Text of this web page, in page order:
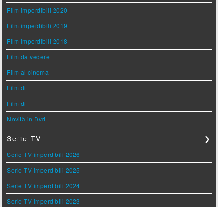
Film imperdibili 2020
Film imperdibili 2019
Film imperdibili 2018
Film da vedere
Film al cinema
Film di
Film di
Novità in Dvd
Serie TV ❯
Serie TV imperdibili 2026
Serie TV imperdibili 2025
Serie TV imperdibili 2024
Serie TV imperdibili 2023